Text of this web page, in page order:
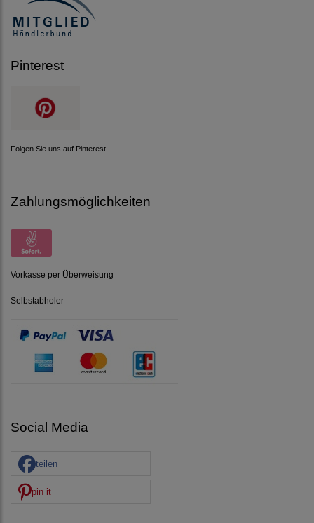
Pinterest
Folgen Sie uns auf Pinterest
Zahlungsmöglichkeiten
Vorkasse per Überweisung
Selbstabholer
Social Media
teilen
pin it